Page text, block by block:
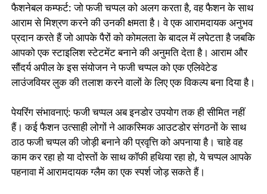
फैशनेबल कम्फर्ट: जो फजी चप्पल को अलग करता है, वह फैशन के साथ
आराम से मिश्रण करने की उनकी क्षमता है। वे एक आरामदायक अनुभव
प्रदान करते हैं जो आपके पैरों को कोमलता के बादल में लपेटता है जबकि
आपको एक स्टाइलिश स्टेटमेंट बनाने की अनुमति देता है। आराम और
सौंदर्य अपील के इस संयोजन ने फजी चप्पल को एक एलिवेटेड
लाउंजवियर लुक की तलाश करने वालों के लिए एक विकल्प बना दिया है।
पेयरिंग संभावनाएं: फजी चप्पल अब इनडोर उपयोग तक ही सीमित नहीं
हैं। कई फैशन उत्साही लोगों ने आकस्मिक आउटडोर संगठनों के साथ
ठाठ फजी चप्पल की जोड़ी बनाने की प्रवृत्ति को अपनाया है। चाहे वह
काम कर रहा हो या दोस्तों के साथ कॉफी हथिया रहा हो, ये चप्पल आपके
पहनावा में आरामदायक ग्लैम का एक स्पर्श जोड़ सकते हैं।